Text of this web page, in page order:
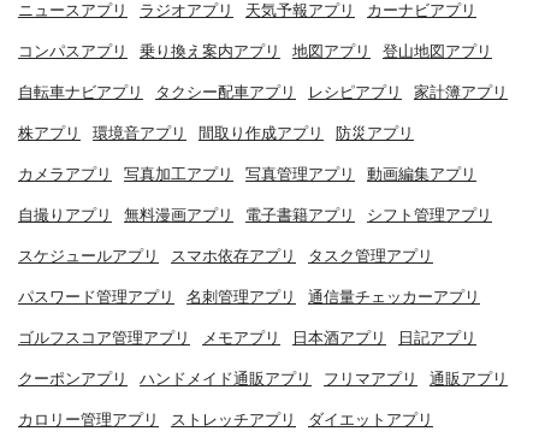
ニュースアプリ ラジオアプリ 天気予報アプリ カーナビアプリ
コンパスアプリ 乗り換え案内アプリ 地図アプリ 登山地図アプリ
自転車ナビアプリ タクシー配車アプリ レシピアプリ 家計簿アプリ
株アプリ 環境音アプリ 間取り作成アプリ 防災アプリ
カメラアプリ 写真加工アプリ 写真管理アプリ 動画編集アプリ
自撮りアプリ 無料漫画アプリ 電子書籍アプリ シフト管理アプリ
スケジュールアプリ スマホ依存アプリ タスク管理アプリ
パスワード管理アプリ 名刺管理アプリ 通信量チェッカーアプリ
ゴルフスコア管理アプリ メモアプリ 日本酒アプリ 日記アプリ
クーポンアプリ ハンドメイド通販アプリ フリマアプリ 通販アプリ
カロリー管理アプリ ストレッチアプリ ダイエットアプリ